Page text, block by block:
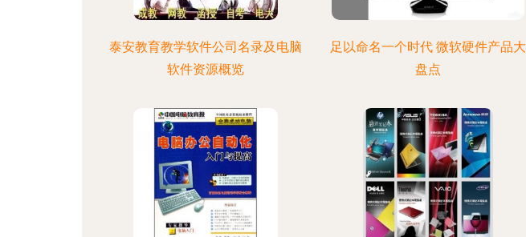
泰安教育教学软件公司名录及电脑
软件资源概览
足以命名一个时代 微软硬件产品大
盘点